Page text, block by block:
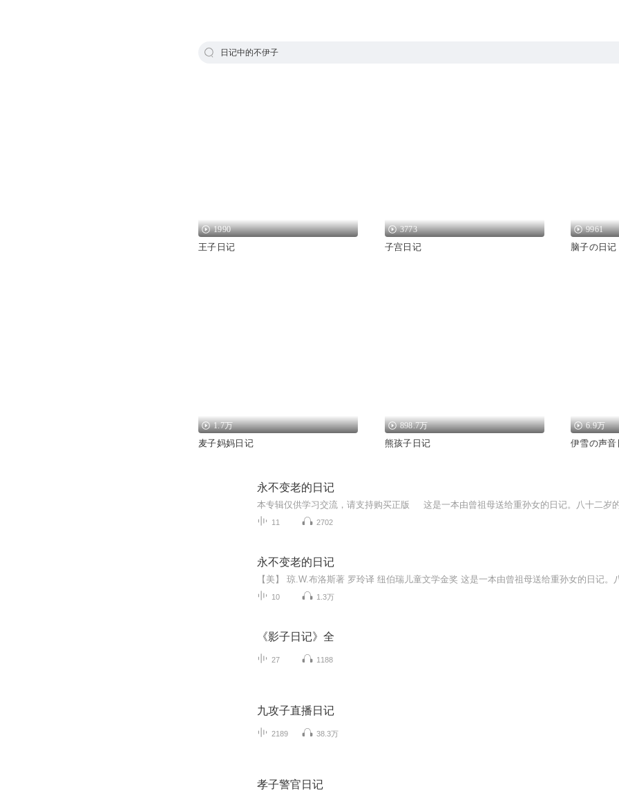
日记中的不伊子
1990
王子日记
3773
子宫日记
9961
脑子の日记
1.7万
麦子妈妈日记
898.7万
熊孩子日记
6.9万
伊雪の声音
永不变老的日记
11 2702
永不变老的日记
10 1.3万
《影子日记》全
27 1188
九攻子直播日记
2189 38.3万
孝子警官日记